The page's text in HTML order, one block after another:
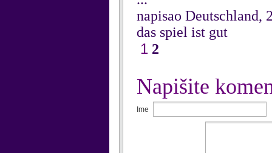
napisao Deutschland,
das spiel ist gut
1 2
Napišite
Ime